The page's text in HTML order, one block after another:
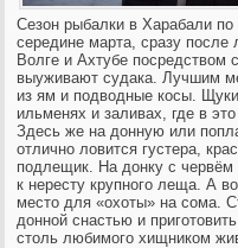
Сезон рыбалки в Харабали по
середине марта, сразу
Волге и Ахтубе посредством
выуживают судака. Лучшим
из ям и подводные косы.
ильменях и заливах, где в
Здесь же на донную или
отлично ловится густера,
подлещик. На донку с червём
к нересту крупного леща. А
место для «охоты» на сома.
донной снастью и
столь любимого хищником